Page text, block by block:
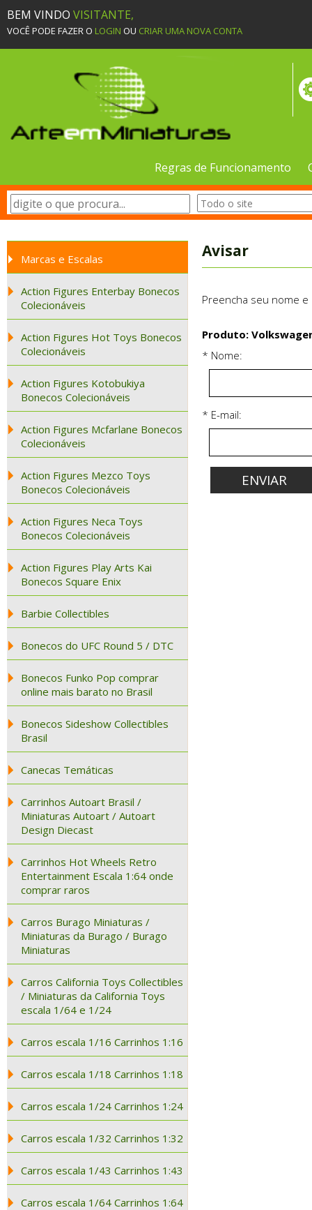
BEM VINDO VISITANTE,
VOCÊ PODE FAZER O LOGIN OU CRIAR UMA NOVA CONTA
Regras de Funcionamento
Marcas e Escalas
Action Figures Enterbay Bonecos
Colecionáveis
Action Figures Hot Toys Bonecos
Colecionáveis
Action Figures Kotobukiya
Bonecos Colecionáveis
Action Figures Mcfarlane Bonecos
Colecionáveis
Action Figures Mezco Toys
Bonecos Colecionáveis
Action Figures Neca Toys
Bonecos Colecionáveis
Action Figures Play Arts Kai
Bonecos Square Enix
Barbie Collectibles
Bonecos do UFC Round 5 / DTC
Bonecos Funko Pop comprar
online mais barato no Brasil
Bonecos Sideshow Collectibles
Brasil
Canecas Temáticas
Carrinhos Autoart Brasil /
Miniaturas Autoart / Autoart
Design Diecast
Carrinhos Hot Wheels Retro
Entertainment Escala 1:64 onde
comprar raros
Carros Burago Miniaturas /
Miniaturas da Burago / Burago
Miniaturas
Carros California Toys Collectibles
/ Miniaturas da California Toys
escala 1/64 e 1/24
Carros escala 1/16 Carrinhos 1:16
Carros escala 1/18 Carrinhos 1:18
Carros escala 1/24 Carrinhos 1:24
Carros escala 1/32 Carrinhos 1:32
Carros escala 1/43 Carrinhos 1:43
Carros escala 1/64 Carrinhos 1:64
Avisar
Preencha seu nome
Produto:
* Nome:
* E-mail: